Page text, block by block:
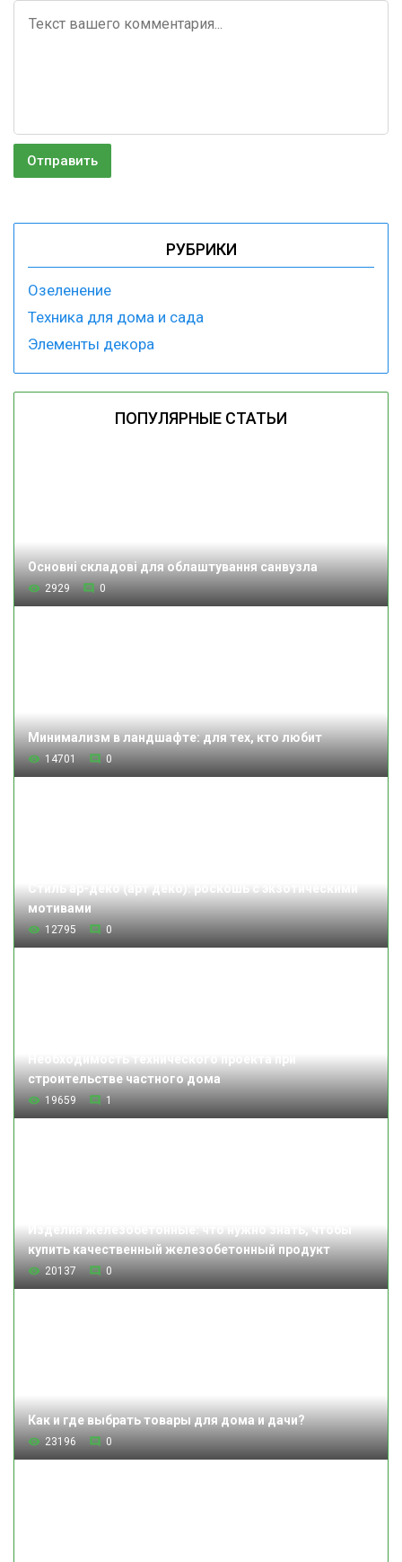
РУБРИКИ
Озеленение
Техника для дома и сада
Элементы декора
ПОПУЛЯРНЫЕ СТАТЬИ
Основні складові для облаштування санвузла
2929 0
Минимализм в ландшафте: для тех, кто любит
14701 0
мотивами
12795 0
строительстве частного дома
19659 1
купить качественный железобетонный продукт
20137 0
Как и где выбрать товары для дома и дачи?
23196 0